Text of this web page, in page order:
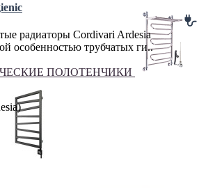
ПОЛОТЕНЧИКИ
радиаторы Cordivari Ardesia
особенностью трубчатых ги..